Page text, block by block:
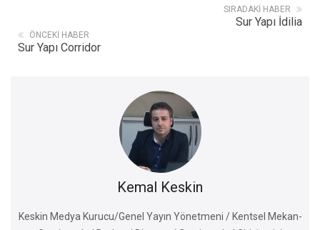
SIRADAKI HABER
Sur Yapı İdilia
ÖNCEKI HABER
Sur Yapı Corridor
Kemal Keskin
Keskin Medya Kurucu/Genel Yayın Yönetmeni / Kentsel Mekan-